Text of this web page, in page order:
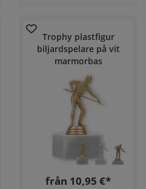
Trophy plastfigur
biljardspelare på vit
marmorbas
från 10,95 €*